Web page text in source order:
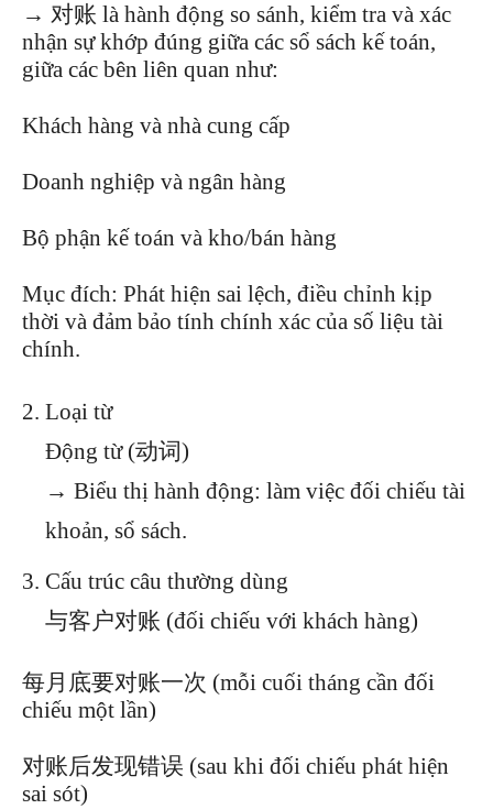
→ 对账 là hành động so sánh, kiểm tra và xác
nhận sự khớp đúng giữa các sổ sách kế toán,
giữa các bên liên quan như:
Khách hàng và nhà cung cấp
Doanh nghiệp và ngân hàng
Bộ phận kế toán và kho/bán hàng
Mục đích: Phát hiện sai lệch, điều chỉnh kịp
thời và đảm bảo tính chính xác của số liệu tài
chính.
Loại từ
Động từ (动词)
→ Biểu thị hành động: làm việc đối chiếu tài
khoản, sổ sách.
Cấu trúc câu thường dùng
与客户对账 (đối chiếu với khách hàng)
每月底要对账一次 (mỗi cuối tháng cần đối
chiếu một lần)
对账后发现错误 (sau khi đối chiếu phát hiện
sai sót)